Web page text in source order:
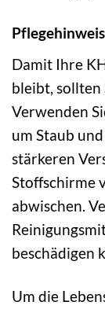
Damit Ihre
bleibt, sollten
Verwenden
um Staub
stärkeren
Stoffschirme
abwischen.
beschädigen
Um die